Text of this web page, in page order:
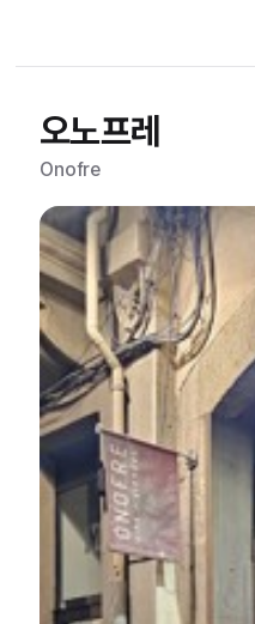
오노프레
Onofre